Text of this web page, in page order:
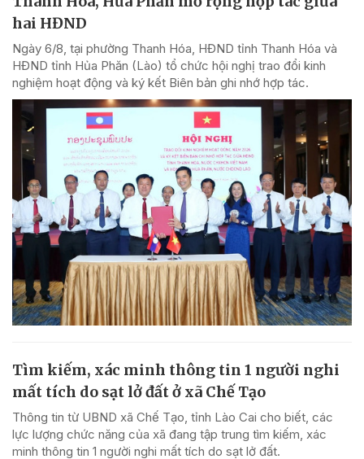
hai HĐND
Ngày 6/8, tại phường Thanh Hóa, HĐND tỉnh Thanh Hóa và
HĐND tỉnh Hủa Phăn (Lào) tổ chức hội nghị trao đổi kinh
nghiệm hoạt động và ký kết Biên bản ghi nhớ hợp tác.
Tìm kiếm, xác minh thông tin 1 người nghi
mất tích do sạt lở đất ở xã Chế Tạo
Thông tin từ UBND xã Chế Tạo, tỉnh Lào Cai cho biết, các
lực lượng chức năng của xã đang tập trung tìm kiếm, xác
minh thông tin 1 người nghi mất tích do sạt lở đất.